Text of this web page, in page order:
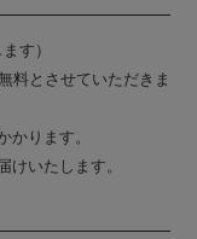
す）
料とさせていただきま
ります。
けいたします。